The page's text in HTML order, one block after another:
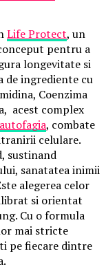
Life Protect, un
pentru a
longevitate si
de ingrediente cu
Coenzima
acest complex
autofagia, combate
celulare.
sustinand
sanatatea inimii
alegerea celor
si orientat
Cu o formula
mai stricte
pe fiecare dintre